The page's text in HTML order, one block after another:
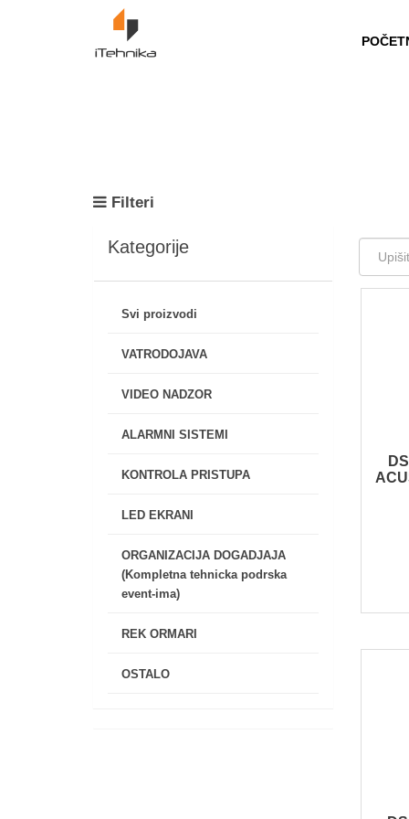
https://itehnika.ba/proizvodi
Filteri
Kategorije
Svi proizvodi
VATRODOJAVA
VIDEO NADZOR
ALARMNI SISTEMI
KONTROLA PRISTUPA
LED EKRANI
ORGANIZACIJA DOGADJAJA
(Kompletna tehnicka podrska
event-ima)
REK ORMARI
OSTALO